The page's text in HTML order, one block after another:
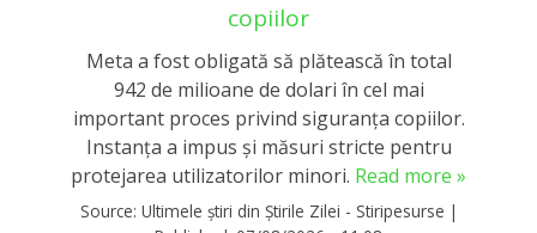
copiilor
Meta a fost obligată să plătească în total
942 de milioane de dolari în cel mai
important proces privind siguranța copiilor.
Instanța a impus și măsuri stricte pentru
protejarea utilizatorilor minori. Read more »
Source: Ultimele știri din Știrile Zilei - Stiripesurse |